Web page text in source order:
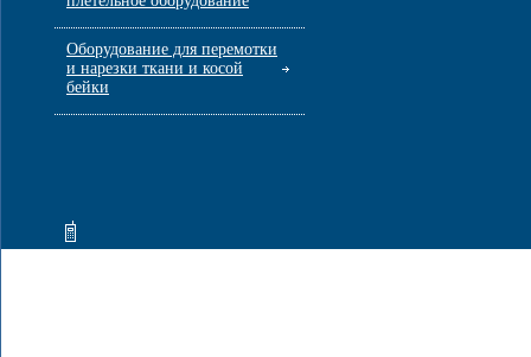
Оборудование для перемотки
и нарезки ткани и косой
бейки